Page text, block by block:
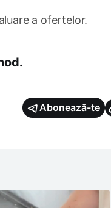
a ofertelor.
Abonează-te